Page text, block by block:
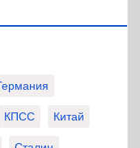
КПСС Китай